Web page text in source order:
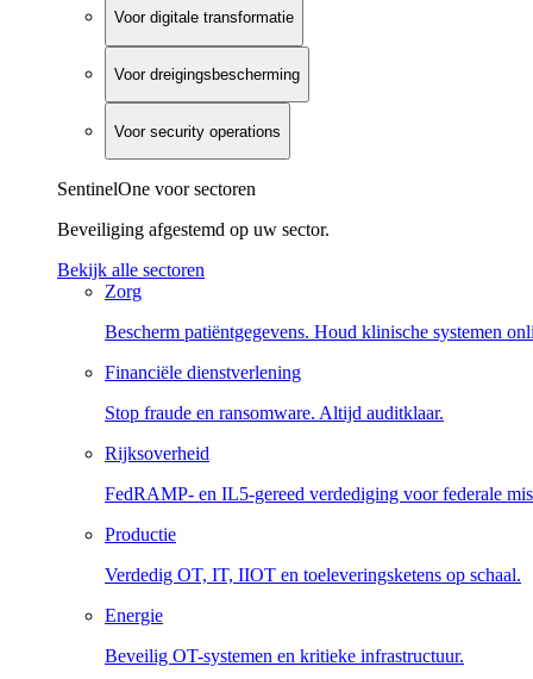
Voor digitale transformatie
Voor dreigingsbescherming
Voor security operations
SentinelOne voor sectoren
Beveiliging afgestemd op uw sector.
Bekijk alle sectoren
Zorg
Bescherm patiëntgegevens. Houd klinische systemen
Financiële dienstverlening
Stop fraude en ransomware. Altijd auditklaar.
Rijksoverheid
FedRAMP- en IL5-gereed verdediging voor federale
Productie
Verdedig OT, IT, IIOT en toeleveringsketens op schaal.
Energie
Beveilig OT-systemen en kritieke infrastructuur.